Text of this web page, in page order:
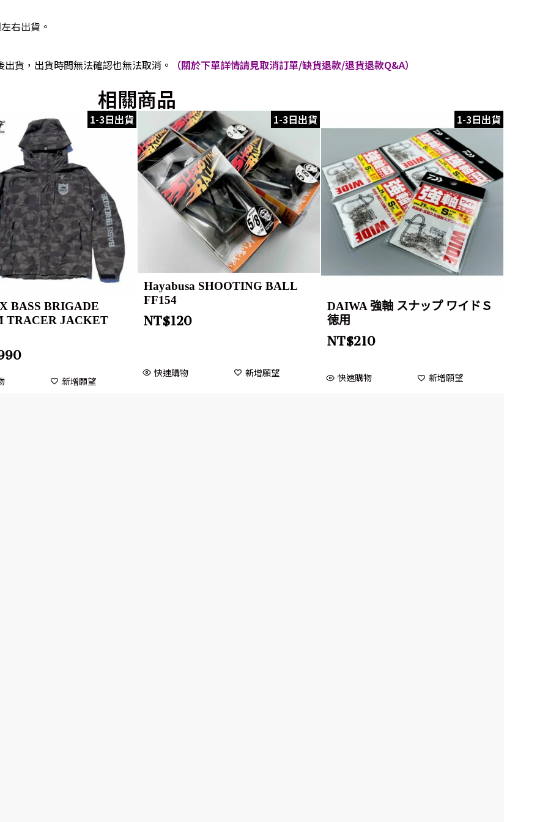
右出貨。
貨，出貨時間無法確認也無法取消。 （關於下單詳情請見取消訂單/缺貨退款/退貨退款Q&A）
相關商品
1-3日出貨
BASS BRIGADE
TRACER JACKET
新增願望
1-3日出貨
Hayabusa SHOOTING BALL
FF154
NT$120
快速購物 新增願望
1-3日出貨
DAIWA 強軸 スナップ ワイドＳ
徳用
NT$210
快速購物 新增願望